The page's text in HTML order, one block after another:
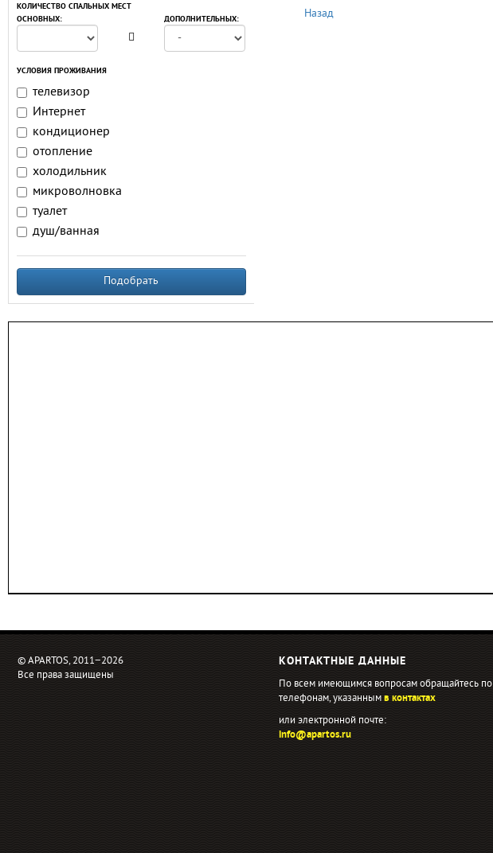
КОЛИЧЕСТВО СПАЛЬНЫХ МЕСТ
ОСНОВНЫХ:
ДОПОЛНИТЕЛЬНЫХ:
УСЛОВИЯ ПРОЖИВАНИЯ
телевизор
Интернет
кондиционер
отопление
холодильник
микроволновка
туалет
душ/ванная
Подобрать
Назад
© APARTOS, 2011−2026
Все права защищены
КОНТАКТНЫЕ ДАННЫЕ
По всем имеющимся вопросам обращайтесь по
телефонам, указаннымв контактах
или электронной почте:
info@apartos.ru